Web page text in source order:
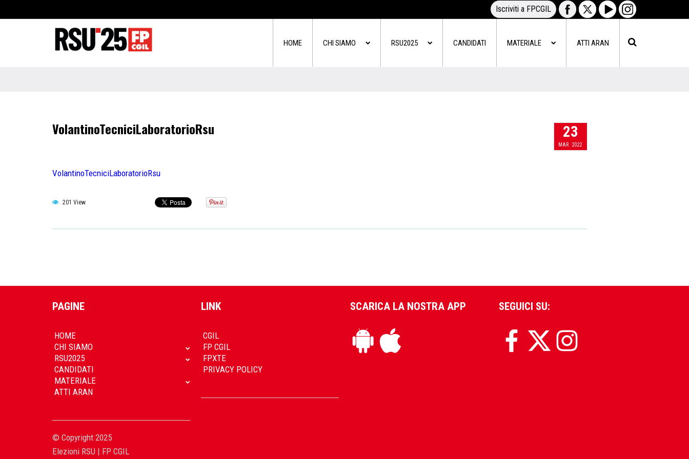
Iscriviti a FPCGIL
HOME CHI SIAMO RSU2025 CANDIDATI MATERIALE ATTI ARAN
VolantinoTecniciLaboratorioRsu 23
MAR 2022
VolantinoTecniciLaboratorioRsu
201 View
PAGINE
HOME
CHI SIAMO
RSU2025
CANDIDATI
MATERIALE
ATTI ARAN
© Copyright 2025
Elezioni RSU | FP CGIL
LINK
CGIL
FP CGIL
FPXTE
PRIVACY POLICY
SCARICA LA NOSTRA APP SEGUICI SU: